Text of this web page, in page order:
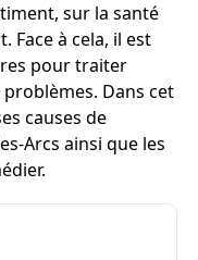
sur la santé
Face à cela, il est
pour traiter
Dans cet
causes de
Arcs ainsi que les